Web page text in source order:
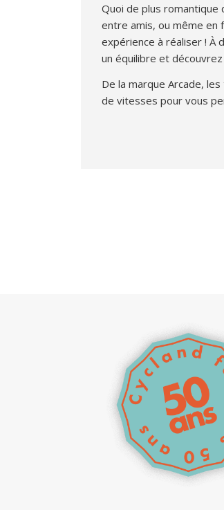
Quoi de plus romantique
entre amis, ou même en
expérience à réaliser ! À
un équilibre et
De la marque Arcade,
de vitesses pour vous